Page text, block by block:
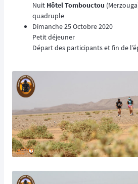
Nuit Hôtel Tombouctou
quadruple
Dimanche 25 Octobre 2020
Petit déjeuner
Départ des participants et fin de